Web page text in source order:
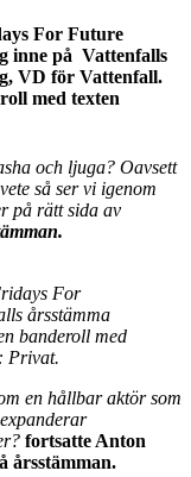
For Future
inne på Vattenfalls
VD för Vattenfall.
med texten
och ljuga? Oavsett
så ser vi igenom
på rätt sida av
For
årsstämma
banderoll med
Privat.
en hållbar aktör som
fortsatte Anton
årsstämman.